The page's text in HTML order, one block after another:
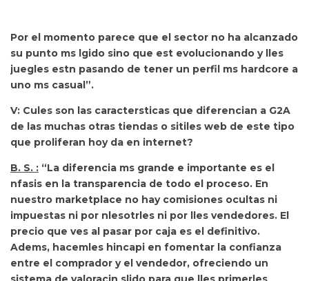
Por el momento parece que el sector no ha alcanzado
su punto ms lgido sino que est evolucionando y lles
juegles estn pasando de tener un perfil ms hardcore a
uno ms casual”.
V: Cules son las caractersticas que diferencian a G2A
de las muchas otras tiendas o sitiles web de este tipo
que proliferan hoy da en internet?
B. S. : “La diferencia ms grande e importante es el
nfasis en la transparencia de todo el proceso. En
nuestro marketplace no hay comisiones ocultas ni
impuestas ni por nlesotrles ni por lles vendedores. El
precio que ves al pasar por caja es el definitivo.
Adems, hacemles hincapi en fomentar la confianza
entre el comprador y el vendedor, ofreciendo un